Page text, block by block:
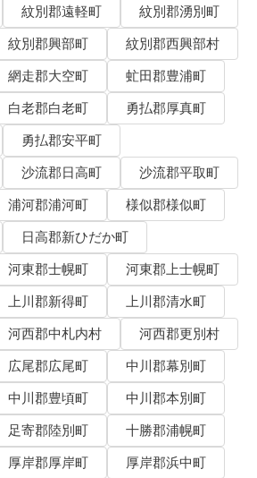
紋別郡遠軽町
紋別郡湧別町
紋別郡興部町
紋別郡西興部村
網走郡大空町
虻田郡豊浦町
白老郡白老町
勇払郡厚真町
勇払郡安平町
沙流郡日高町
沙流郡平取町
浦河郡浦河町
様似郡様似町
日高郡新ひだか町
河東郡士幌町
河東郡上士幌町
上川郡新得町
上川郡清水町
河西郡中札内村
河西郡更別村
広尾郡広尾町
中川郡幕別町
中川郡豊頃町
中川郡本別町
足寄郡陸別町
十勝郡浦幌町
厚岸郡厚岸町
厚岸郡浜中町